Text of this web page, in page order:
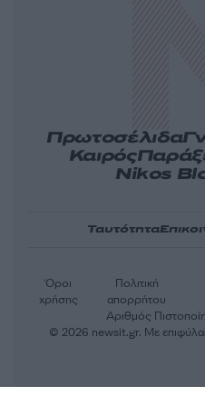
Πρωτοσέλιδα
Καιρός
Nikos
Ταυτότητα
Αριθμός
Όροι
χρήσης
Πολιτική
απορρήτου
© 2026 newsit.gr. Με